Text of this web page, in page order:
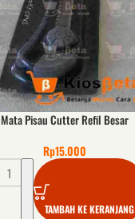
Mata Pisau Cutter Refil Besar
Rp15.000
TAMBAH KE KERANJANG